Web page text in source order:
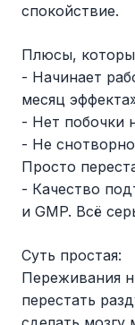
спокойствие.
Плюсы,
- Начинает
месяц
- Нет побочки
- Не
Просто
- Качество
и GMP. Всё
Суть простая:
Переживания
перестать